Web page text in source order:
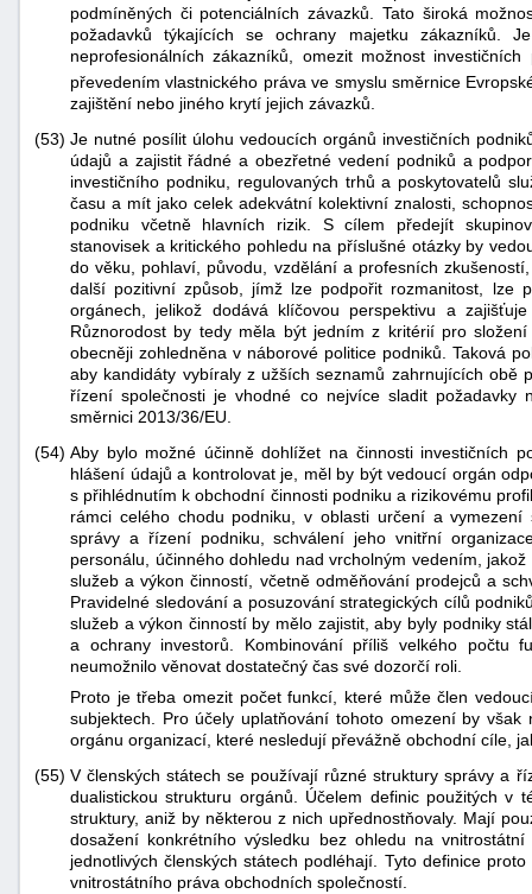
podmíněných či potenciálních závazků. Tato široká
požadavků týkajících se ochrany majetku zákazníků.
neprofesionálních zákazníků, omezit možnost
převedením vlastnického práva ve smyslu směrnice
zajištění nebo jiného krytí jejich závazků.
(53) Je nutné posílit úlohu vedoucích orgánů investičních
údajů a zajistit řádné a obezřetné vedení podniků a
investičního podniku, regulovaných trhů a poskytovatelů
času a mít jako celek adekvátní kolektivní znalosti,
podniku včetně hlavních rizik. S cílem předejít
stanovisek a kritického pohledu na příslušné otázky by
do věku, pohlaví, původu, vzdělání a profesních
další pozitivní způsob, jímž lze podpořit rozmanitost, lze
orgánech, jelikož dodává klíčovou perspektivu a
Různorodost by tedy měla být jedním z kritérií pro
obecněji zohledněna v náborové politice podniků. Taková
aby kandidáty vybíraly z užších seznamů zahrnujících obě
řízení společnosti je vhodné co nejvíce sladit požadavky
směrnici 2013/36/EU.
(54) Aby bylo možné účinně dohlížet na činnosti investičních
hlášení údajů a kontrolovat je, měl by být vedoucí orgán
s přihlédnutím k obchodní činnosti podniku a rizikovému
rámci celého chodu podniku, v oblasti určení a
správy a řízení podniku, schválení jeho vnitřní
personálu, účinného dohledu nad vrcholným vedením,
služeb a výkon činností, včetně odměňování prodejců a
Pravidelné sledování a posuzování strategických cílů
služeb a výkon činností by mělo zajistit, aby byly podniky
a ochrany investorů. Kombinování příliš velkého počtu
neumožnilo věnovat dostatečný čas své dozorčí roli.
Proto je třeba omezit počet funkcí, které může člen
subjektech. Pro účely uplatňování tohoto omezení by
orgánu organizací, které nesledují převážně obchodní cíle,
(55) V členských státech se používají různé struktury správy a
dualistickou strukturu orgánů. Účelem definic použitých v
struktury, aniž by některou z nich upřednostňovaly. Mají
dosažení konkrétního výsledku bez ohledu na
jednotlivých členských státech podléhají. Tyto definice
vnitrostátního práva obchodních společností.